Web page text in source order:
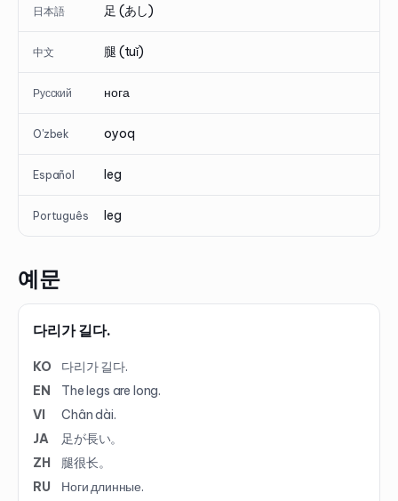
日本語 足 (あし)
中文 腿 (tuǐ)
Русский нога
O'zbek oyoq
Español leg
Português leg
예문
다리가 길다.
KO
다리가 길다.
EN
The legs are long.
VI
Chân dài.
JA
足が長い。
ZH
腿很长。
RU
Ноги длинные.